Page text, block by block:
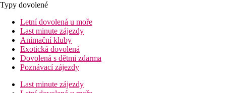
Typy dovolené
Letní dovolená u moře
Last minute zájezdy
Animační kluby
Exotická dovolená
Dovolená s dětmi zdarma
Poznávací zájezdy
Last minute zájezdy